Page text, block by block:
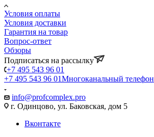
Условия оплаты
Условия доставки
Гарантия на товар
Вопрос-ответ
Обзоры
Подписаться на рассылку
+7 495 543 96 01
+7 495 543 96 01Многоканальный телефон
info@profcomplex.pro
г. Одинцово, ул. Баковская, дом 5
Вконтакте